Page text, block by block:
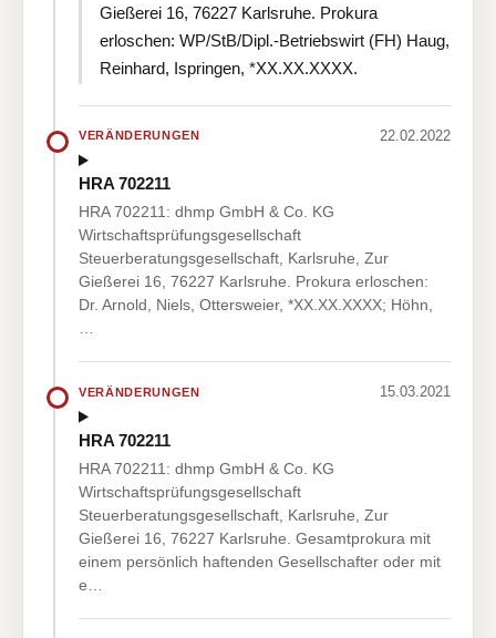
Gießerei 16, 76227 Karlsruhe. Prokura
erloschen: WP/StB/Dipl.-Betriebswirt (FH) Haug,
Reinhard, Ispringen, *XX.XX.XXXX.
VERÄNDERUNGEN 22.02.2022
HRA 702211
HRA 702211: dhmp GmbH & Co. KG
Wirtschaftsprüfungsgesellschaft
Steuerberatungsgesellschaft, Karlsruhe, Zur
Gießerei 16, 76227 Karlsruhe. Prokura erloschen:
Dr. Arnold, Niels, Ottersweier, *XX.XX.XXXX; Höhn,
VERÄNDERUNGEN 15.03.2021
HRA 702211
HRA 702211: dhmp GmbH & Co. KG
Wirtschaftsprüfungsgesellschaft
Steuerberatungsgesellschaft, Karlsruhe, Zur
Gießerei 16, 76227 Karlsruhe. Gesamtprokura mit
einem persönlich haftenden Gesellschafter oder mit
e…